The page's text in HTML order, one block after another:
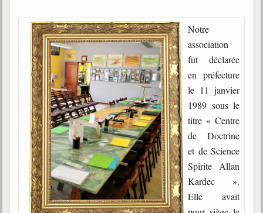
Les hommes
Les fondateurs
Allan Kardec
1804-1869
Léon Denis
1846-1927
Gabriel Delanne
1857-1926
Chico Xavier
1910-2002
Divaldo Franco
1927-2025
Notre
association
fut déclarée
en préfecture
le 11 janvier
1989 sous le
titre « Centre
de Doctrine
et de Science
Spirite Allan
Kardec ».
Elle avait